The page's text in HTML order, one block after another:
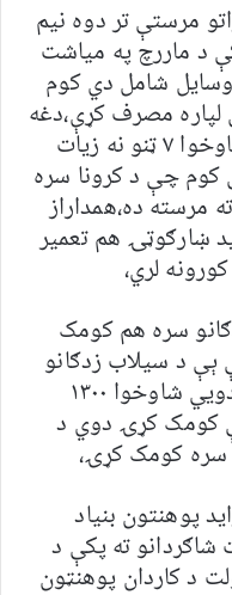
مرستې تر دوه نیم
د ماررچ په میاشت
شامل دي کوم
لپاره مصرف کړې،دغه
هېواد کرونا سره مبارزې لپاره شاوخوا ۷ ټنو نه زیات
کوم چې د کرونا سره
مرسته ده،همداراز
ښارګوټۍ هم تعمیر
لري،
سره هم کومک
د سیلاب زدګانو
کورنیو سره هم مرسته کړې ده دويي شاوخوا ۱۳۰۰
کلینیکونه ۲۵۰ خېمې کومک کړۍ دوي د
سره کومک کړۍ،
پوهنتون بنیاد
۶۴۰۰ نه زیات شاګردانو ته پکې د
د کاردان پوهنټون